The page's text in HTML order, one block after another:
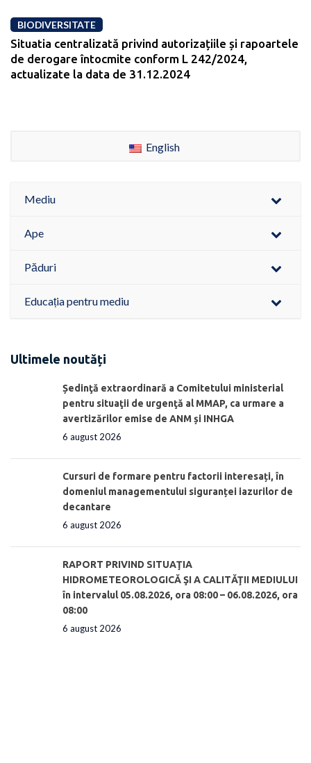
BIODIVERSITATE
Situatia centralizată privind autorizațiile și rapoartele
de derogare întocmite conform L 242/2024,
actualizate la data de 31.12.2024
English
Mediu
Ape
Păduri
Educația pentru mediu
Ultimele noutăți
Ședinţă extraordinară a Comitetului ministerial
pentru situaţii de urgenţă al MMAP, ca urmare a
avertizărilor emise de ANM și INHGA
6 august 2026
Cursuri de formare pentru factorii interesați, în
domeniul managementului siguranței iazurilor de
decantare
6 august 2026
RAPORT PRIVIND SITUAŢIA
HIDROMETEOROLOGICĂ ŞI A CALITĂŢII MEDIULUI
în intervalul 05.08.2026, ora 08:00 – 06.08.2026, ora
08:00
6 august 2026